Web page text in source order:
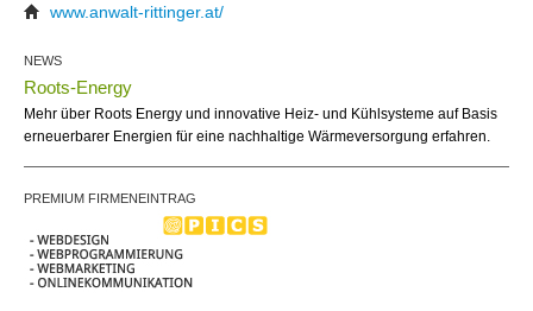
www.anwalt-rittinger.at/
NEWS
Roots-Energy
Mehr über Roots Energy und innovative Heiz- und Kühlsysteme auf Basis
erneuerbarer Energien für eine nachhaltige Wärmeversorgung erfahren.
PREMIUM FIRMENEINTRAG